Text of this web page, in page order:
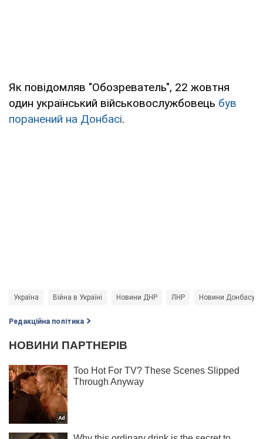
Як повідомляв "Обозреватель", 22 жовтня
один український військовослужбовець був
поранений на Донбасі.
Україна Війна в Україні Новини ДНР ЛНР Новини Донбасу
Редакційна політика